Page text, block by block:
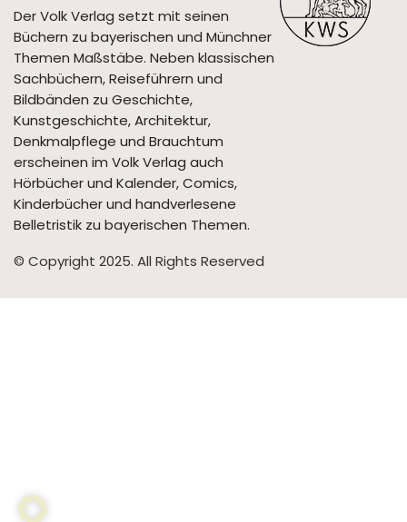
Der Volk Verlag setzt mit seinen
Büchern zu bayerischen und Münchner
Themen Maßstäbe. Neben klassischen
Sachbüchern, Reiseführern und
Bildbänden zu Geschichte,
Kunstgeschichte, Architektur,
Denkmalpflege und Brauchtum
erscheinen im Volk Verlag auch
Hörbücher und Kalender, Comics,
Kinderbücher und handverlesene
Belletristik zu bayerischen Themen.
© Copyright 2025. All Rights Reserved